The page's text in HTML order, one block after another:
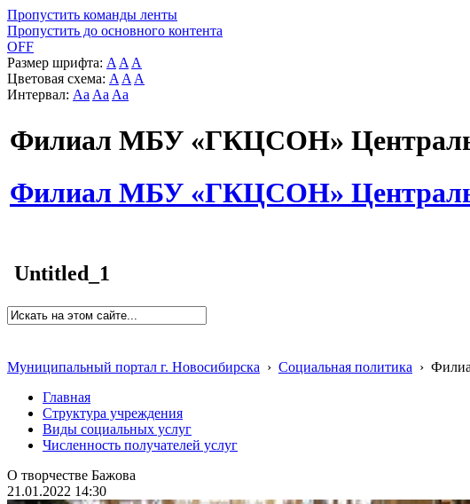
Пропустить команды ленты
Пропустить до основного контента
OFF
Размер шрифта: A A A
Цветовая схема: A A A
Интервал: Aa Aa Aa
Филиал МБУ «ГКЦСОН»
Филиал МБУ «ГКЦСОН»
Untitled_1
Муниципальный портал г. Новосибирска › Социальная политика ›
Главная
Структура учреждения
Виды социальных услуг
Численность получателей услуг
О творчестве Бажова
21.01.2022 14:30